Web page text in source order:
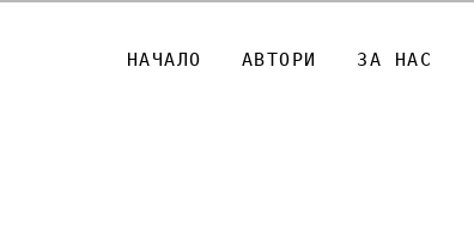
НАЧАЛО АВТОРИ ЗА НАС